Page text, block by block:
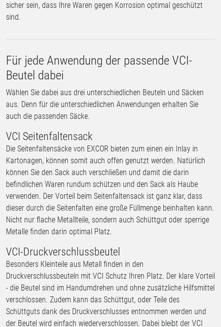
sicher sein, dass Ihre Waren gegen Korrosion optimal geschützt
sind.
Für jede Anwendung der passende VCI-
Beutel dabei
Wählen Sie dabei aus drei unterschiedlichen Beuteln und Säcken
aus. Denn für die unterschiedlichen Anwendungen erhalten Sie
auch die passenden Säcke.
VCI Seitenfaltensack
Die Seitenfaltensäcke von EXCOR bieten zum einen ein Inlay in
Kartonagen, können somit auch offen genutzt werden. Natürlich
können Sie den Sack auch verschließen und damit die darin
befindlichen Waren rundum schützen und den Sack als Haube
verwenden. Der Vorteil beim Seitenfaltensack ist ganz klar, dass
dieser durch die Seitenfalten eine große Füllmenge beinhalten kann.
Nicht nur flache Metallteile, sondern auch Schüttgut oder sperrige
Metalle finden darin optimal Platz.
VCI-Druckverschlussbeutel
Besonders Kleinteile aus Metall finden in den
Druckverschlussbeuteln mit VCI Schutz Ihren Platz. Der klare Vorteil
- die Beutel sind im Handumdrehen und ohne zusätzliche Hilfsmittel
verschlossen. Zudem kann das Schüttgut, oder Teile des
Schüttguts dank des Druckverschlusses entnommen werden und
der Beutel wird einfach wiederverschlossen. Dabei bleibt der VCI